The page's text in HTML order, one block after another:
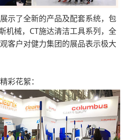
示了全新的产品及配套系统，包
机械，CT施达清洁工具系列，全
客户对健力集团的展品表示极大
彩花絮：